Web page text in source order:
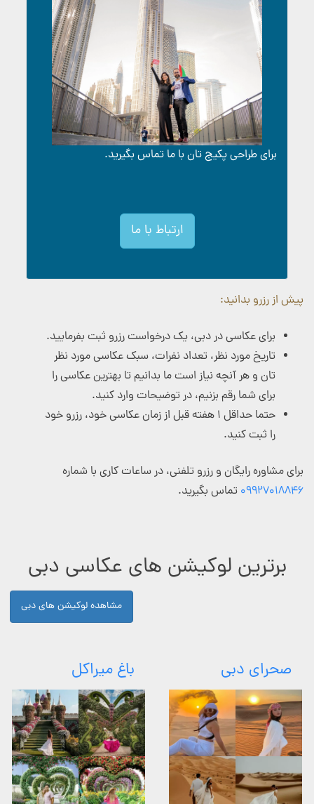
برای طراحی پکیج تان با ما تماس بگیرید.
ارتباط با ما
پیش از رزرو بدانید:
برای عکاسی در دبی، یک درخواست رزرو ثبت بفرمایید.
تاریخ مورد نظر، تعداد نفرات، سبک عکاسی مورد نظر
تان و هر آنچه نیاز است ما بدانیم تا بهترین عکاسی را
برای شما رقم بزنیم، در توضیحات وارد کنید.
حتما حداقل ۱ هفته قبل از زمان عکاسی خود، رزرو خود
را ثبت کنید.
برای مشاوره رایگان و رزرو تلفنی، در ساعات کاری با شماره
۰۹۹۲۷۰۱۸۸۴۶ تماس بگیرید.
برترین لوکیشن های عکاسی دبی
مشاهده لوکیشن های دبی
صحرای دبی باغ میراکل